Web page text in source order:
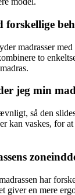
forskellige
madrasser
to
jeg min
så den
kan vaskes, for
har
giver en mere